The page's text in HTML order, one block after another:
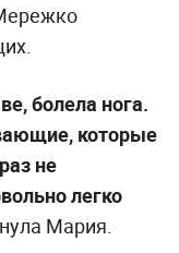
болела нога.
которые
не
легко
Мария.